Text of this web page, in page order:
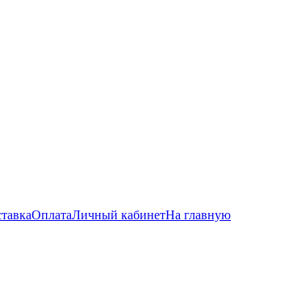
ОплатаЛичный кабинетНа главную